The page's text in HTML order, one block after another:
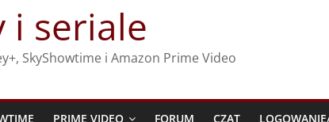
i seriale
SkyShowtime i Amazon Prime Video
PRIME VIDEO FORUM CZAT